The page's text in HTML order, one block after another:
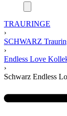
TRAURINGE
›
SCHWARZ
›
Endless Love
›
Schwarz Endless
navigation